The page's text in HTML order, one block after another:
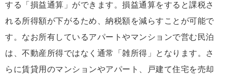
する「損益通算」ができます。損益通算をすると課税さ
れる所得額が下がるため、納税額を減らすことが可能で
す。なお所有しているアパートやマンションで営む民泊
は、不動産所得ではなく通常「雑所得」となります。さ
らに賃貸用のマンションやアパート、戸建て住宅を売却